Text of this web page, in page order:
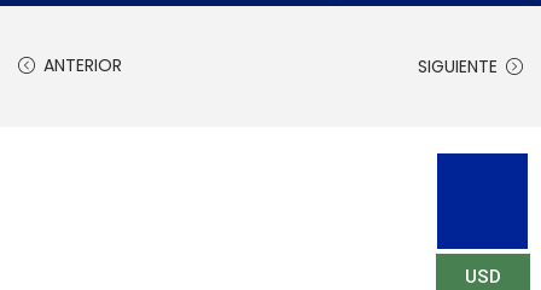
USD
ANTERIOR SIGUIENTE